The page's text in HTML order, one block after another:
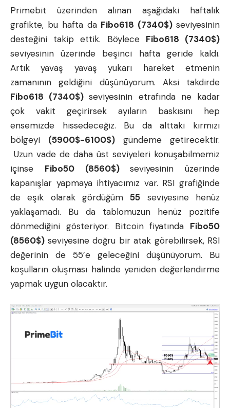
Primebit üzerinden alınan aşağıdaki haftalık
grafikte, bu hafta da Fibo618 (7340$)seviyesinin
desteğini takip ettik. Böylece Fibo618 (7340$)
seviyesinin üzerinde beşinci hafta geride kaldı.
Artık yavaş yavaş yukarı hareket etmenin
zamanının geldiğini düşünüyorum. Aksi takdirde
Fibo618 (7340$)seviyesinin etrafında ne kadar
çok vakit geçirirsek ayıların baskısını hep
ensemizde hissedeceğiz. Bu da alttaki kırmızı
bölgeyi (5900$-6100$) gündeme getirecektir.
Uzun vade de daha üst seviyeleri konuşabilmemiz
içinse Fibo50 (8560$)seviyesinin üzerinde
kapanışlar yapmaya ihtiyacımız var. RSI grafiğinde
de eşik olarak gördüğüm55 seviyesine henüz
yaklaşamadı. Bu da tablomuzun henüz pozitife
dönmediğini gösteriyor. Bitcoin fiyatında Fibo50
(8560$) seviyesine doğru bir atak görebilirsek, RSI
değerinin de 55’e geleceğini düşünüyorum. Bu
koşulların oluşması halinde yeniden değerlendirme
yapmak uygun olacaktır.